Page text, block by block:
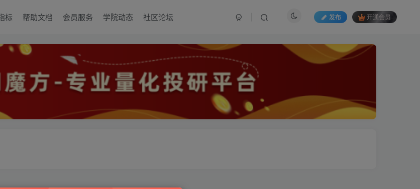
标 帮助文档 会员服务 学院动态 社区论坛 发布 开通会员